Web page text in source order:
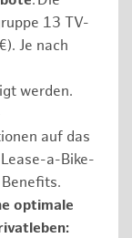
13 TV-
Je nach
werden.
auf das
a-Bike-
optimale